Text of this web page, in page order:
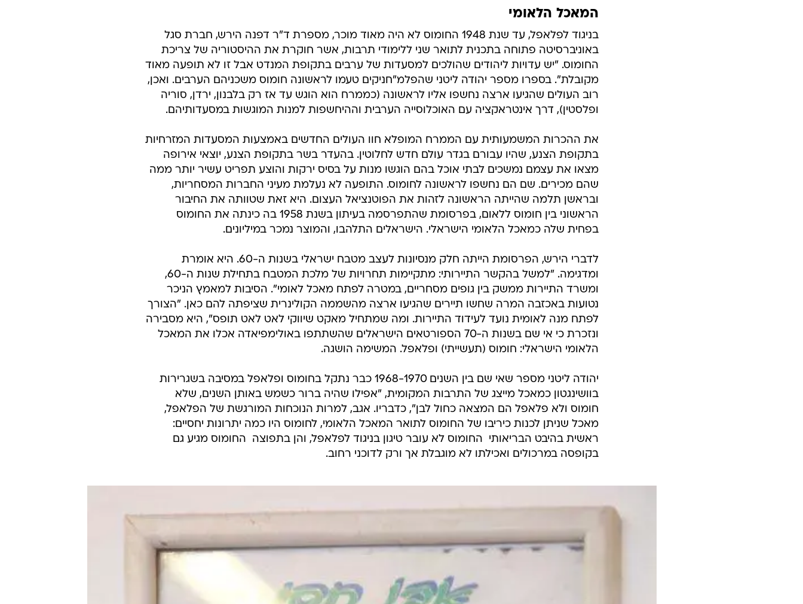
המאכל הלאומי
בניגוד לפלאפל, עד שנת 1948 החומוס לא היה מאוד מוכר, מספרת ד"ר דפנה הירש, חברת סגל
באוניברסיטה פתוחה בתכנית לתואר שני ללימודי תרבות, אשר חוקרת את ההיסטוריה של צריכת
החומוס. "יש עדויות ליהודים שהולכים למסעדות של ערבים בתקופת המנדט אבל זו לא תופעה מאוד
מקובלת". בספרו מספר יהודה ליטני שהפלמ"חניקים טעמו לראשונה חומוס משכניהם הערבים. ואכן,
רוב העולים שהגיעו ארצה נחשפו אליו לראשונה (כממרח הוא הוגש עד אז רק בלבנון, ירדן, סוריה
ופלסטין), דרך אינטראקציה עם האוכלוסייה הערבית וההיחשפות למנות המוגשות במסעדותיהם.
את ההכרות המשמעותית עם הממרח המופלא חוו העולים החדשים באמצעות המסעדות המזרחיות
בתקופת הצנע, שהיו עבורם בגדר עולם חדש לחלוטין. בהעדר בשר בתקופת הצנע, יוצאי אירופה
מצאו את עצמם נמשכים לבתי אוכל בהם הוגשו מנות על בסיס ירקות והוצע תפריט עשיר יותר ממה
שהם מכירים. שם הם נחשפו לראשונה לחומוס. התופעה לא נעלמת מעיני החברות המסחריות,
ובראשן תלמה שהייתה הראשונה לזהות את הפוטנציאל העצום. היא זאת שטוותה את החיבור
הראשוני בין חומוס ללאום, בפרסומת שהתפרסמה בעיתון בשנת 1958 בה כינתה את החומוס
בפחית שלה כמאכל הלאומי הישראלי. הישראלים התלהבו, והמוצר נמכר במיליונים.
לדברי הירש, הפרסומת הייתה חלק מנסיונות לעצב מטבח ישראלי בשנות ה-60. היא אומרת
ומדגימה. "למשל בהקשר התיירותי: מתקיימות תחרויות של מלכת המטבח בתחילת שנות ה-60,
ומשרד התיירות ממשק בין גופים מסחריים, במטרה לפתח מאכל לאומי". הסיבות למאמץ הניכר
נטועות באכזבה המרה שחשו תיירים שהגיעו ארצה מהשממה הקולינרית שציפתה להם כאן. "הצורך
לפתח מנה לאומית נועד לעידוד התיירות. ומה שמתחיל מאקט שיווקי לאט לאט תופס", היא מסבירה
ונזכרת כי אי שם בשנות ה-70 הספורטאים הישראלים שהשתתפו באולימפיאדה אכלו את המאכל
הלאומי הישראלי: חומוס (תעשייתי) ופלאפל. המשימה הושגה.
יהודה ליטני מספר שאי שם בין השנים 1968-1970 כבר נתקל בחומוס ופלאפל במסיבה בשגרירות
בוושינגטון כמאכל מייצג של התרבות המקומית, "אפילו שהיה ברור כשמש באותן השנים, שלא
חומוס ולא פלאפל הם המצאה כחול לבן", כדבריו. אגב, למרות הנוכחות המורגשת של הפלאפל,
מאכל שניתן לכנות כיריבו של החומוס לתואר המאכל הלאומי, לחומוס היו כמה יתרונות יחסיים:
ראשית בהיבט הבריאותי  החומוס לא עובר טיגון בניגוד לפלאפל, והן בתפוצה  החומוס מגיע גם
בקופסה במרכולים ואכילתו לא מוגבלת אך ורק לדוכני רחוב.